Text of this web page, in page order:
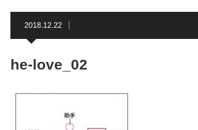
2018.12.22
he-love_02